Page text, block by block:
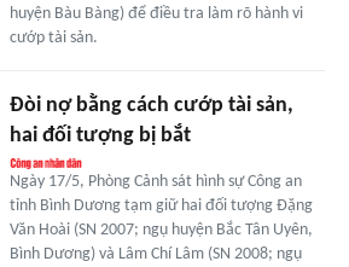
huyện Bàu Bàng) để điều tra làm rõ hành vi
cướp tài sản.
Đòi nợ bằng cách cướp tài sản,
hai đối tượng bị bắt
Ngày 17/5, Phòng Cảnh sát hình sự Công an
tỉnh Bình Dương tạm giữ hai đối tượng Đặng
Văn Hoài (SN 2007; ngụ huyện Bắc Tân Uyên,
Bình Dương) và Lâm Chí Lâm (SN 2008; ngụ